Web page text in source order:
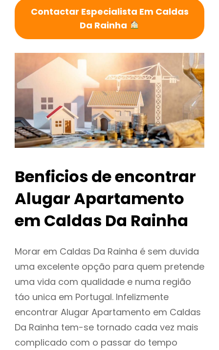
Contactar Especialista Em Caldas
Da Rainha
Benficios de encontrar
Alugar Apartamento
em Caldas Da Rainha
Morar em Caldas Da Rainha é sem duvida
uma excelente opção para quem pretende
uma vida com qualidade e numa região
táo unica em Portugal. Infelizmente
encontrar Alugar Apartamento em Caldas
Da Rainha tem-se tornado cada vez mais
complicado com o passar do tempo